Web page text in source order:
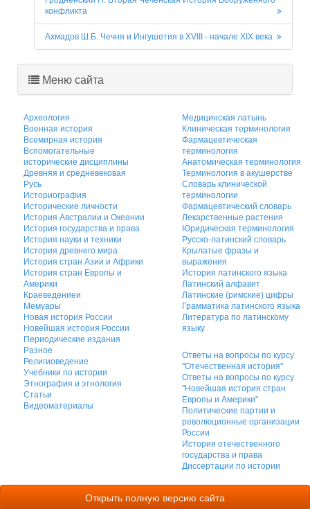
конфликта
Ахмадов Ш.Б. Чечня и Ингушетия в XVIII - начале XIX века
Меню сайта
Археология
Военная история
Всемирная история
Вспомогательные
исторические дисциплины
Древняя и средневековая
Русь
Историография
Исторические личности
История Австралии и Океании
История государства и права
История науки и техники
История древнего мира
История стран Азии и Африки
История стран Европы и
Америки
Краеведениеи
Мемуары
Новая история России
Новейшая история России
Периодические издания
Разное
Религиоведение
Учебники по истории
Этнография и этнология
Статьи
Видеоматериалы
Медицинская латынь
Клиническая терминология
Фармацевтическая
терминология
Анатомическая терминология
Терминология в акушерстве
Словарь клинической
терминологии
Фармацевтический словарь
Лекарственные растения
Юридическая терминология
Русско-латинский словарь
Крылатые фразы и
выражения
История латинского языка
Латинский алфавит
Латинские (римские) цифры
Грамматика латинского языка
Литература по латинскому
языку
Ответы на вопросы по курсу
"Отечественная история"
Ответы на вопросы по курсу
"Новейшая история стран
Европы и Америки"
Политические партии и
революционные организации
России
История отечественного
государства и права
Диссертации по истории
Открыть полную версию сайта